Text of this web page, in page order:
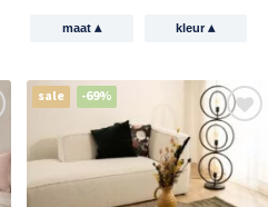
maat ▴ kleur▴
sale -69%